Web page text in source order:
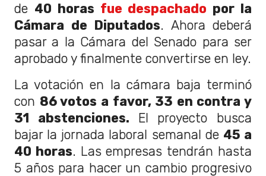
de 40 horas fue despachado por la
Cámara de Diputados. Ahora deberá
pasar a la Cámara del Senado para ser
aprobado y finalmente convertirse en ley.
La votación en la cámara baja terminó
con 86 votos a favor, 33 en contra y
31 abstenciones. El proyecto busca
bajar la jornada laboral semanal de 45 a
40 horas. Las empresas tendrán hasta
5 años para hacer un cambio progresivo